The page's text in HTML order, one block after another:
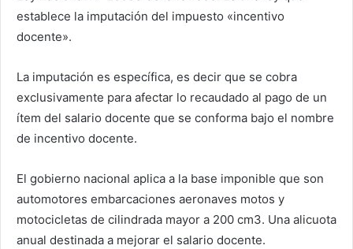
establece la imputación del impuesto «incentivo
docente».
La imputación es específica, es decir que se cobra
exclusivamente para afectar lo recaudado al pago de un
ítem del salario docente que se conforma bajo el nombre
de incentivo docente.
El gobierno nacional aplica a la base imponible que son
automotores embarcaciones aeronaves motos y
motocicletas de cilindrada mayor a 200 cm3. Una alicuota
anual destinada a mejorar el salario docente.